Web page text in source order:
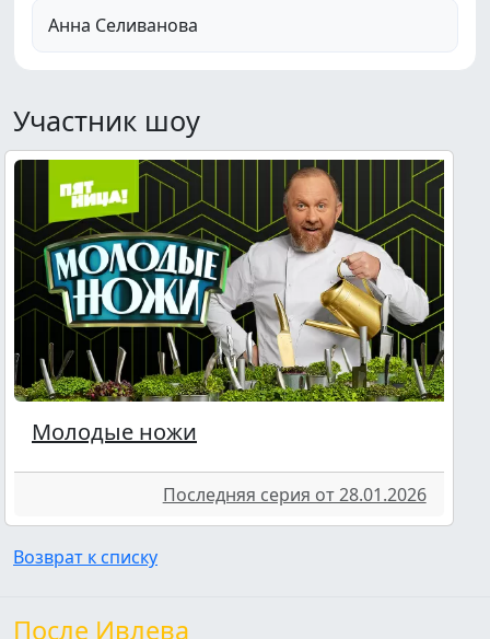
Анна Селиванова
Участник шоу
Молодые ножи
Последняя серия от 28.01.2026
Возврат к списку
После Ивлева